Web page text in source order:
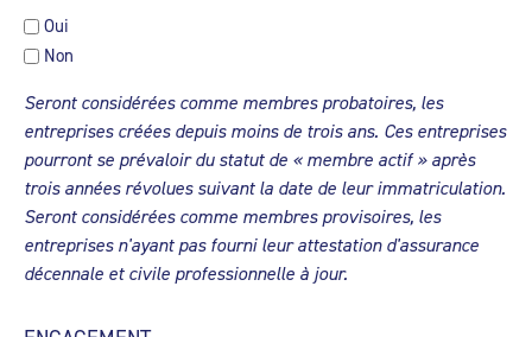
Oui
Non
Seront considérées comme membres probatoires, les
entreprises créées depuis moins de trois ans. Ces entreprises
pourront se prévaloir du statut de « membre actif » après
trois années révolues suivant la date de leur immatriculation.
Seront considérées comme membres provisoires, les
entreprises n'ayant pas fourni leur attestation d'assurance
décennale et civile professionnelle à jour.